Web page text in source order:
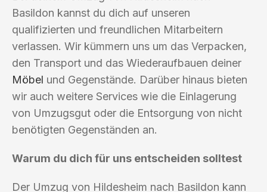
Basildon kannst du dich auf unseren
qualifizierten und freundlichen Mitarbeitern
verlassen. Wir kümmern uns um das Verpacken,
den Transport und das Wiederaufbauen deiner
Möbel und Gegenstände. Darüber hinaus bieten
wir auch weitere Services wie die Einlagerung
von Umzugsgut oder die Entsorgung von nicht
benötigten Gegenständen an.
Warum du dich für uns entscheiden solltest
Der Umzug von Hildesheim nach Basildon kann